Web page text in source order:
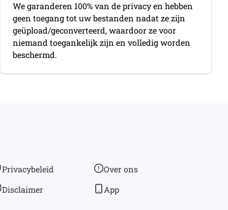
We garanderen 100% van de privacy en hebben
geen toegang tot uw bestanden nadat ze zijn
geüpload/geconverteerd, waardoor ze voor
niemand toegankelijk zijn en volledig worden
beschermd.
Privacybeleid
Disclaimer
Over ons
App